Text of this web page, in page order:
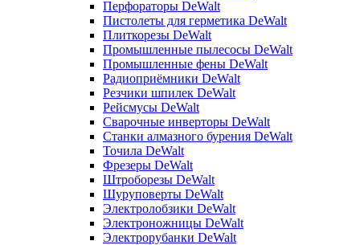
Перфораторы DeWalt
Пистолеты для герметика DeWalt
Плиткорезы DeWalt
Промышленные пылесосы DeWalt
Промышленные фены DeWalt
Радиоприёмники DeWalt
Резчики шпилек DeWalt
Рейсмусы DeWalt
Сварочные инверторы DeWalt
Станки алмазного бурения DeWalt
Точила DeWalt
Фрезеры DeWalt
Штроборезы DeWalt
Шуруповерты DeWalt
Электролобзики DeWalt
Электроножницы DeWalt
Электрорубанки DeWalt